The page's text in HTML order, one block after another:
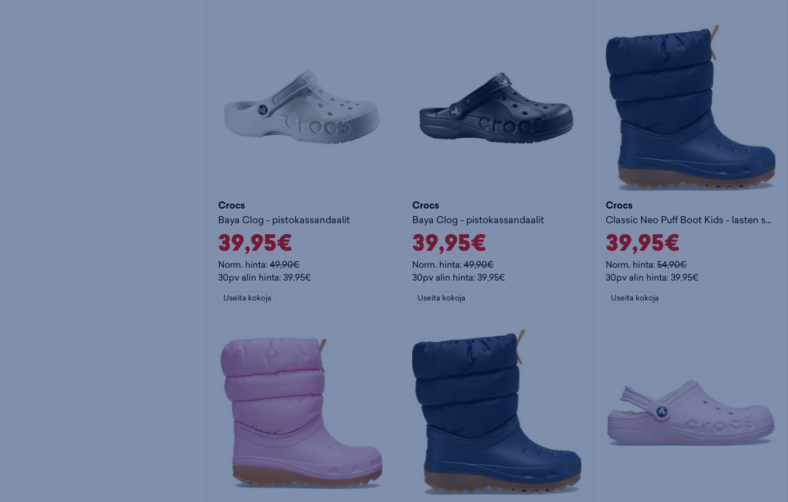
n
:
s
Crocs
Baya Clog - pistokassandaalit
39,95€
Norm. hinta:49,90€
30pv alin hinta: 39,95€
Useita kokoja
Crocs
Baya Clog - pistokassandaalit
39,95€
Norm. hinta:49,90€
30pv alin hinta: 39,95€
Useita kokoja
Crocs
Classic Neo Puff Boot Kids - lasten saappaat
39,95€
Norm. hinta:54,90€
30pv alin hinta: 39,95€
Useita kokoja